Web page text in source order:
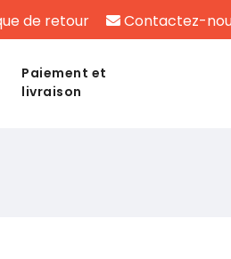
de retour Contactez-
Paiement et
livraison